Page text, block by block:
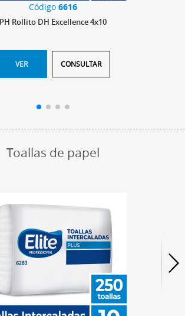
Código 6616
PH Rollito DH Excellence 4x10
VER CONSULTAR
Toallas de papel